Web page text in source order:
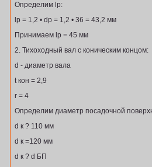
Определим lр:
lр = 1,2 • dр = 1,2 • 36 = 43,2 мм
Принимаем lр = 45 мм
2. Тихоходный вал с коническим концом:
d - диаметр вала
t кон = 2,9
r = 4
Определим диаметр посадочной
d к ? 110 мм
d к =120 мм
d к ? d БП